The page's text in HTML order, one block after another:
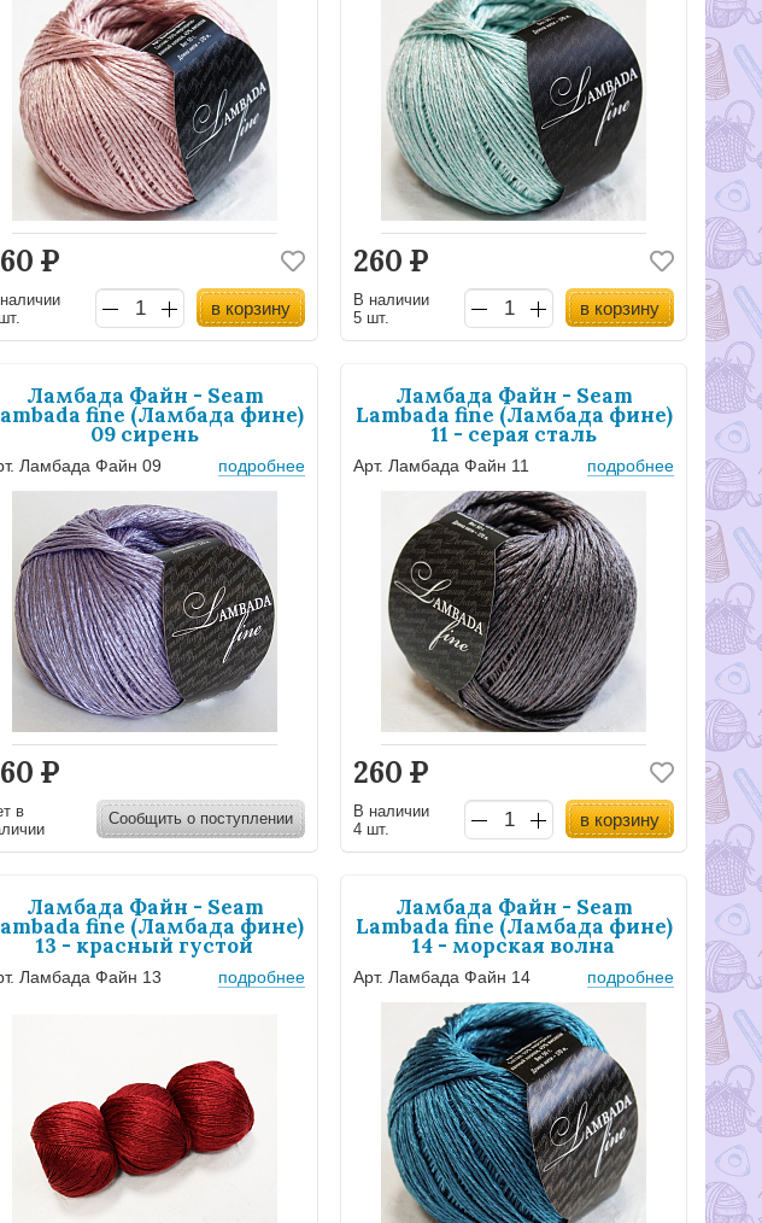
Р
в корзину
260 Р
В наличии
5 шт.
в корзину
Ламбада Файн - Seam
fine (Ламбада фине)
09 сирень
Ламбада Файн 09 подробнее
Р
в
Сообщить о поступлении
Ламбада Файн - Seam
Lambada fine (Ламбада фине)
11 - серая сталь
Арт. Ламбада Файн 11 подробнее
260 Р
В наличии
4 шт.
в корзину
Ламбада Файн - Seam
fine (Ламбада фине)
13 - красный густой
Ламбада Файн 13 подробнее
Ламбада Файн - Seam
Lambada fine (Ламбада фине)
14 - морская волна
Арт. Ламбада Файн 14 подробнее